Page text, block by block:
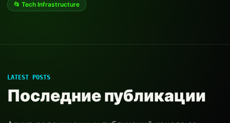
📂 Tech Infrastructure
LATEST POSTS
Последние публикации